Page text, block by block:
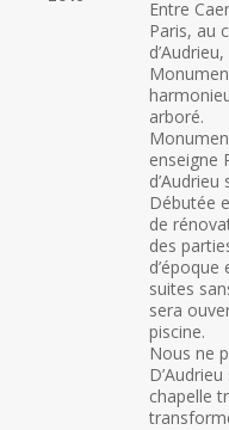
Entre
Paris, au
arboré.
enseigne
Débutée
de
des
suites
sera
piscine.
Nous ne
chapelle